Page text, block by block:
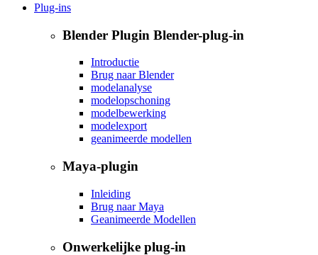
Plug-ins
Blender Plugin Blender-plug-in
Introductie
Brug naar Blender
modelanalyse
modelopschoning
modelbewerking
modelexport
geanimeerde modellen
Maya-plugin
Inleiding
Brug naar Maya
Geanimeerde Modellen
Onwerkelijke plug-in